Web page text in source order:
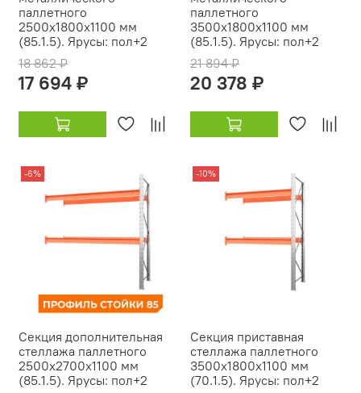
паллетного
2500х1800х1100 мм
(85.1.5). Ярусы: пол+2
18 862 ₽
17 694 ₽
паллетного
3500х1800х1100 мм
(85.1.5). Ярусы: пол+2
21 894 ₽
20 378 ₽
-6%
Секция дополнительная
стеллажа паллетного
2500х2700х1100 мм
(85.1.5). Ярусы: пол+2
-10%
Секция приставная
стеллажа паллетного
3500х1800х1100 мм
(70.1.5). Ярусы: пол+2